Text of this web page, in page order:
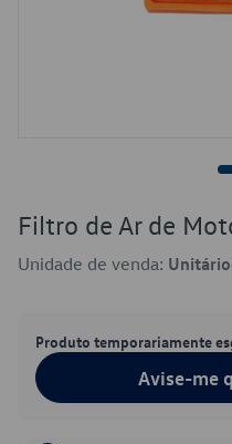
Filtro de Ar de
Unidade de venda:
Produto temporariamente
Avise-me